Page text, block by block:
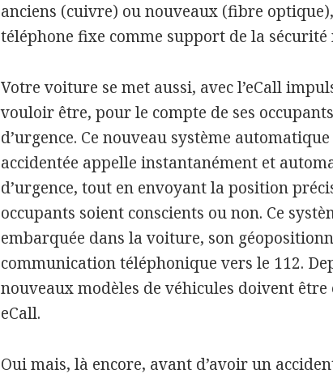
anciens (cuivre) ou nouveaux (fibre
téléphone fixe comme support de la sécurité
Votre voiture se met aussi, avec l’eCall
vouloir être, pour le compte de ses
d’urgence. Ce nouveau système
accidentée appelle instantanément et
d’urgence, tout en envoyant la position
occupants soient conscients ou non. Ce
embarquée dans la voiture, son
communication téléphonique vers le 112.
nouveaux modèles de véhicules doivent être
eCall.
Oui mais, là encore, avant d’avoir un